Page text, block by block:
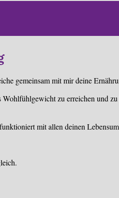
gemeinsam mit mir deine
zu erreichen und
mit allen deinen